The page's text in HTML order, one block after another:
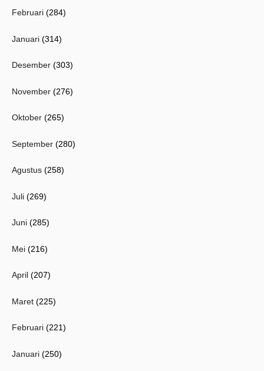
Februari (284)
Januari (314)
Desember (303)
November (276)
Oktober (265)
September (280)
Agustus (258)
Juli (269)
Juni (285)
Mei (216)
April (207)
Maret (225)
Februari (221)
Januari (250)